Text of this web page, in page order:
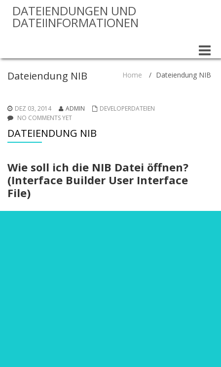
DATEIENDUNGEN UND
DATEIINFORMATIONEN
Toggle
Dateiendung NIB Home / Dateiendung NIB
DEZ 03, 2014 ADMIN
DEVELOPERDATEIEN
NO COMMENTS YET
DATEIENDUNG NIB
Wie soll ich die NIB Datei öffnen?
(Interface Builder User Interface
File)